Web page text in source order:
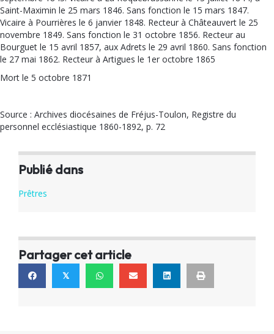
Saint-Maximin le 25 mars 1846. Sans fonction le 15 mars 1847.
Vicaire à Pourrières le 6 janvier 1848. Recteur à Châteauvert le 25
novembre 1849. Sans fonction le 31 octobre 1856. Recteur au
Bourguet le 15 avril 1857, aux Adrets le 29 avril 1860. Sans fonction
le 27 mai 1862. Recteur à Artigues le 1er octobre 1865
Mort le 5 octobre 1871
Source : Archives diocésaines de Fréjus-Toulon, Registre du
personnel ecclésiastique 1860-1892, p. 72
Publié dans
Prêtres
Partager cet article
𝕏